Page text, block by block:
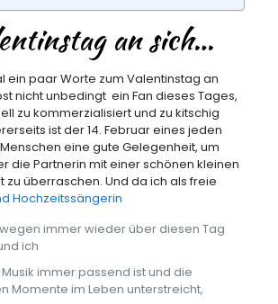
an sich…
ein paar Worte zum Valentinstag an
nicht unbedingt ein Fan dieses Tages,
zu kommerzialisiert und zu kitschig
ist der 14. Februar eines jeden
eine gute Gelegenheit, um
die Partnerin mit einer schönen kleinen
zu überraschen. Und da ich als freie
Hochzeitssängerin
immer wieder über diesen Tag
ich
immer passend ist und die
Momente im Leben unterstreicht,